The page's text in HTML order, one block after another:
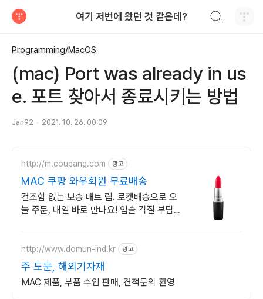
여기 저번에 왔던 것 같은데?
Programming/MacOS
(mac) Port was already in us
e. 포트 찾아서 종료시키는 방법
Jan92 2021. 10. 26. 00:09
http://m.coupang.com 광고
MAC 쿠팡 와우회원 무료배송
건조함 없는 보송 매트 립. 로켓배송으로 오
늘 주문, 내일 바로 만나요! 입술 각질 부담
http://www.domun-ind.kr 광고
주 도문, 해외기자재
MAC 제품, 부품 수입 판매, 견적문의 환영